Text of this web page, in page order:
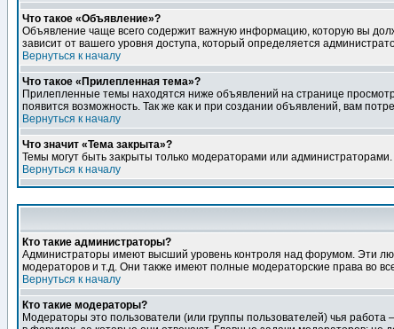
Что такое «Объявление»?
Объявление чаще всего содержит важную информацию, которую вы
зависит от вашего уровня доступа, который определяется
Вернуться к началу
Что такое «Прилепленная тема»?
Прилепленные темы находятся ниже объявлений на странице
появится возможность. Так же как и при создании объявлений, вам
Вернуться к началу
Что значит «Тема закрыта»?
Темы могут быть закрыты только модераторами или
Вернуться к началу
Кто такие администраторы?
Администраторы имеют высший уровень контроля над форумом. Эти
модераторов и т.д. Они также имеют полные модераторские права во
Вернуться к началу
Кто такие модераторы?
Модераторы это пользователи (или группы пользователей) чья